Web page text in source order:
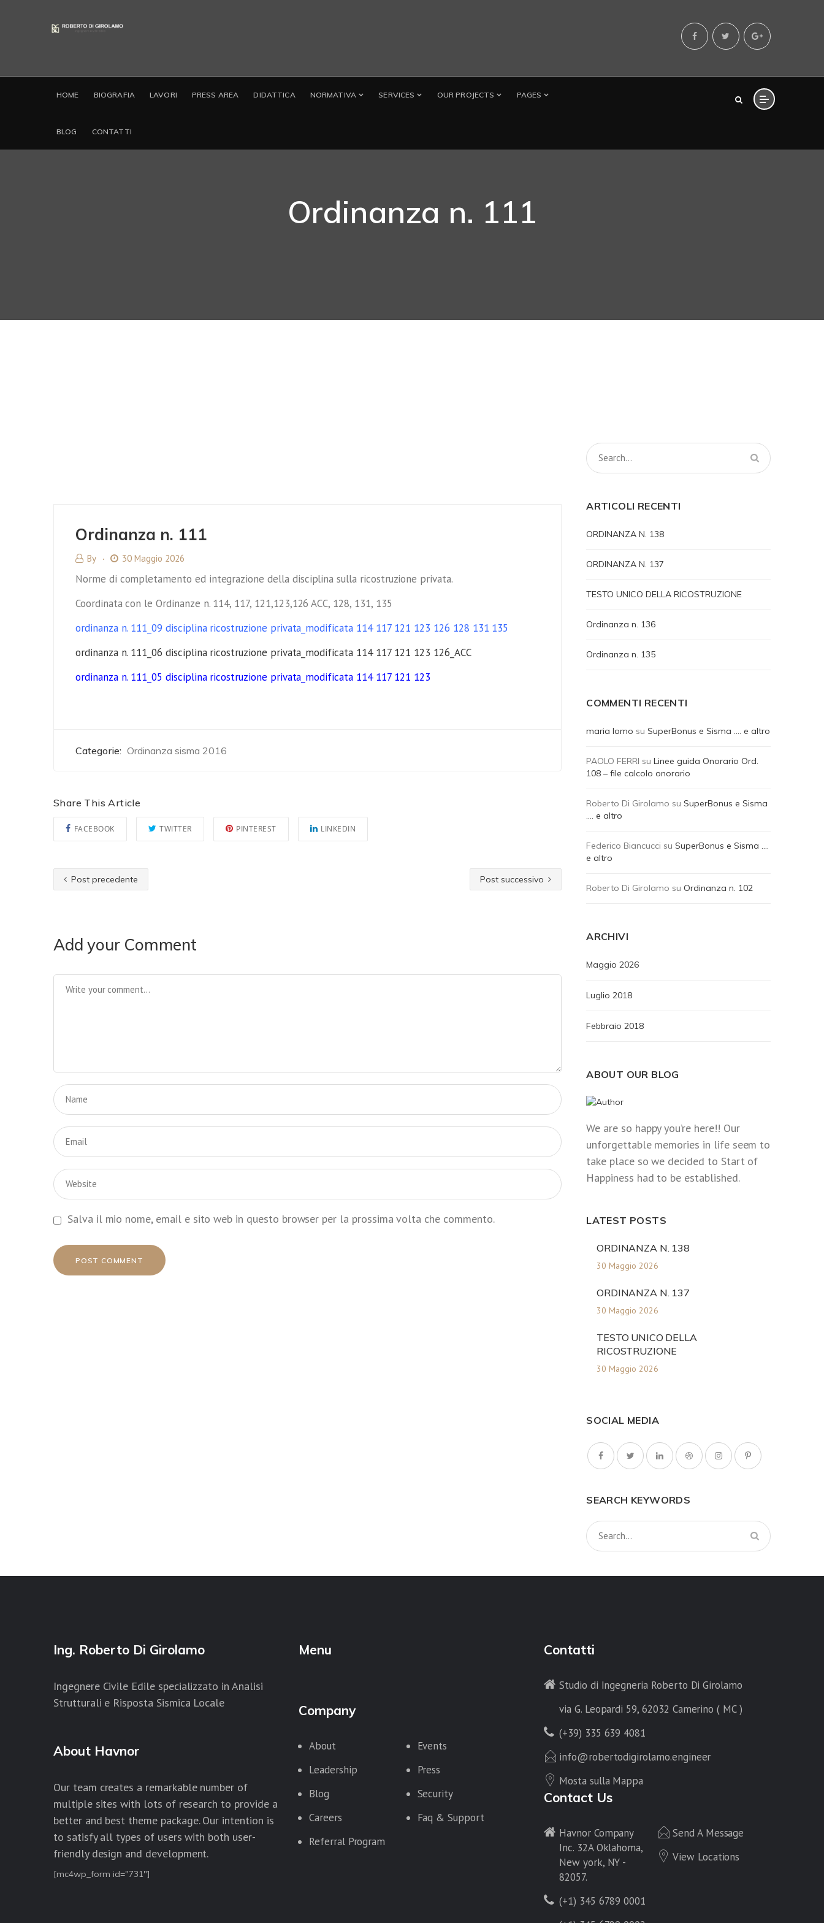
HOME BIOGRAFIA LAVORI PRESS AREA DIDATTICA NORMATIVA SERVICES OUR PROJECTS PAGES
BLOG CONTATTI
Ordinanza n. 111
Ordinanza n. 111
By 30 Maggio 2026
Norme di completamento ed integrazione della disciplina sulla ricostruzione privata.
Coordinata con le Ordinanze n. 114, 117, 121,123,126 ACC, 128, 131, 135
ordinanza n. 111_09 disciplina ricostruzione privata_modificata 114 117 121 123 126 128 131 135
ordinanza n. 111_06 disciplina ricostruzione privata_modificata 114 117 121 123 126_ACC
ordinanza n. 111_05 disciplina ricostruzione privata_modificata 114 117 121 123
Categorie: Ordinanza sisma 2016
Share This Article
FACEBOOK TWITTER PINTEREST LINKEDIN
Post precedente Post successivo
Add your Comment
Salva il mio nome, email e sito web in questo browser per la prossima volta che commento.
ARTICOLI RECENTI
ORDINANZA N. 138
ORDINANZA N. 137
TESTO UNICO DELLA RICOSTRUZIONE
Ordinanza n. 136
Ordinanza n. 135
COMMENTI RECENTI
maria lomo suSuperBonus e Sisma …. e altro
PAOLO FERRI suLinee guida Onorario Ord.
108 – file calcolo onorario
Roberto Di Girolamo suSuperBonus e Sisma
…. e altro
Federico Biancucci suSuperBonus e Sisma ….
e altro
Roberto Di Girolamo su Ordinanza n. 102
ARCHIVI
Maggio 2026
Luglio 2018
Febbraio 2018
ABOUT OUR BLOG
We are so happy you’re here!! Our
unforgettable memories in life seem to
take place so we decided to Start of
Happiness had to be established.
LATEST POSTS
ORDINANZA N. 138
30 Maggio 2026
ORDINANZA N. 137
30 Maggio 2026
TESTO UNICO DELLA
RICOSTRUZIONE
30 Maggio 2026
SOCIAL MEDIA
SEARCH KEYWORDS
Ing. Roberto Di Girolamo
Ingegnere Civile Edile specializzato in Analisi
Strutturali e Risposta Sismica Locale
About Havnor
Our team creates a remarkable number of
multiple sites with lots of research to provide a
better and best theme package. Our intention is
to satisfy all types of users with both user-
friendly design and development.
[mc4wp_form id="731"]
Menu
Company
About
Events
Leadership
Press
Blog
Security
Careers
Faq & Support
Referral Program
Contatti
Studio di Ingegneria Roberto Di Girolamo
via G. Leopardi 59, 62032 Camerino ( MC )
(+39) 335 639 4081
info@robertodigirolamo.engineer
Mosta sulla Mappa
Contact Us
Havnor Company
Inc. 32A Oklahoma,
New york, NY -
82057.
(+1) 345 6789 0001
Send A Message
View Locations